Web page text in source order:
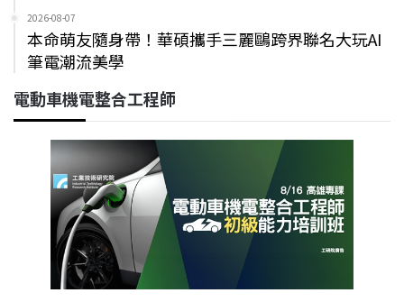
2026-08-07
本命萌友隨身帶！華碩攜手三麗鷗跨界聯名大玩AI
筆電潮流美學
電動車機電整合工程師